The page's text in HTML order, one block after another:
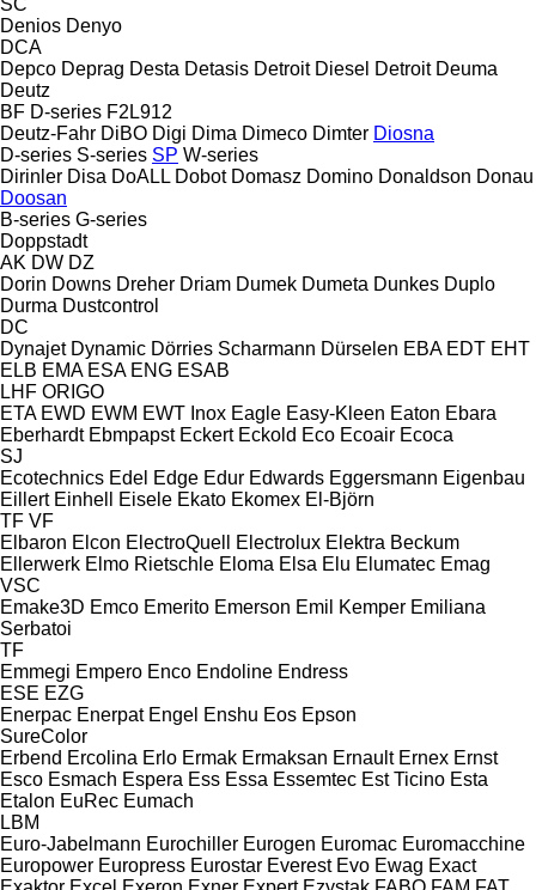
Denios Denyo
DCA
Depco Deprag Desta Detasis Detroit Diesel Detroit Deuma
Deutz
BF D-series F2L912
Deutz-Fahr DiBO Digi Dima Dimeco Dimter Diosna
D-series S-series SP W-series
Dirinler Disa DoALL Dobot Domasz Domino Donaldson Donau
Doosan
B-series G-series
Doppstadt
AK DW DZ
Dorin Downs Dreher Driam Dumek Dumeta Dunkes Duplo
Durma Dustcontrol
DC
Dynajet Dynamic Dörries Scharmann Dürselen EBA EDT EHT
ELB EMA ESA ENG ESAB
LHF ORIGO
ETA EWD EWM EWT Inox Eagle Easy-Kleen Eaton Ebara
Eberhardt Ebmpapst Eckert Eckold Eco Ecoair Ecoca
SJ
Ecotechnics Edel Edge Edur Edwards Eggersmann Eigenbau
Eillert Einhell Eisele Ekato Ekomex El-Björn
TF VF
Elbaron Elcon ElectroQuell Electrolux Elektra Beckum
Ellerwerk Elmo Rietschle Eloma Elsa Elu Elumatec Emag
VSC
Emake3D Emco Emerito Emerson Emil Kemper Emiliana
Serbatoi
TF
Emmegi Empero Enco Endoline Endress
ESE EZG
Enerpac Enerpat Engel Enshu Eos Epson
SureColor
Erbend Ercolina Erlo Ermak Ermaksan Ernault Ernex Ernst
Esco Esmach Espera Ess Essa Essemtec Est Ticino Esta
Etalon EuRec Eumach
LBM
Euro-Jabelmann Eurochiller Eurogen Euromac Euromacchine
Europower Europress Eurostar Everest Evo Ewag Exact